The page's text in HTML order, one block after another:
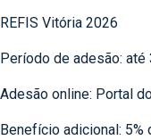
REFIS Vitória 2026
Período de adesão:
Adesão online: Portal
Benefício adicional: